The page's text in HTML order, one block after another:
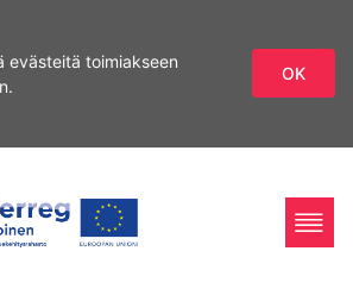
evästeitä toimiakseen
OK